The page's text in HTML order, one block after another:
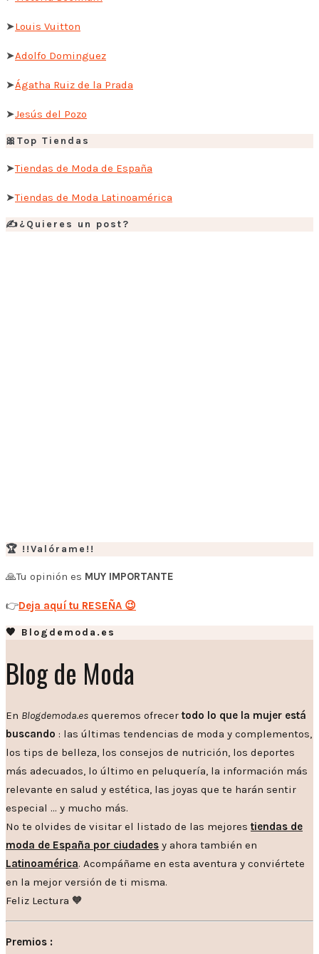
➤Louis Vuitton
➤Adolfo Dominguez
➤Ágatha Ruiz de la Prada
➤Jesús del Pozo
🎀Top Tiendas
➤Tiendas de Moda de España
➤Tiendas de Moda Latinoamérica
✍️¿Quieres un post?
🏆 !!Valórame!!
🙏Tu opinión es MUY IMPORTANTE
👉Deja aquí tu RESEÑA 😉
🧡 Blogdemoda.es
Blog de Moda
En Blogdemoda.es queremos ofrecer todo lo que la mujer está
buscando : las últimas tendencias de moda y complementos,
los tips de belleza, los consejos de nutrición, los deportes
más adecuados, lo último en peluquería, la información más
relevante en salud y estética, las joyas que te harán sentir
especial … y mucho más.
No te olvides de visitar el listado de las mejores tiendas de
moda de España por ciudades y ahora también en
Latinoamérica. Acompáñame en esta aventura y conviértete
en la mejor versión de ti misma.
Feliz Lectura 🧡
Premios :